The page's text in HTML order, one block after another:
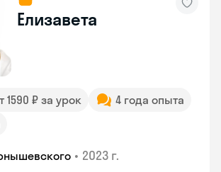
Елизавета
1590 ₽ за урок
4 года опыта
• 2023 г.